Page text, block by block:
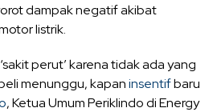
dampak negatif akibat
listrik.
perut’ karena tidak ada yang
menunggu, kapaninsentifbaru
, Ketua Umum Periklindo di Energy